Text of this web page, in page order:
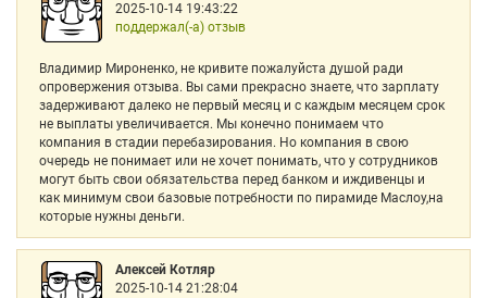
2025-10-14 19:43:22
поддержал(-а) отзыв
Владимир Мироненко, не кривите пожалуйста душой ради
опровержения отзыва. Вы сами прекрасно знаете, что зарплату
задерживают далеко не первый месяц и с каждым месяцем срок
не выплаты увеличивается. Мы конечно понимаем что
компания в стадии перебазирования. Но компания в свою
очередь не понимает или не хочет понимать, что у сотрудников
могут быть свои обязательства перед банком и иждивенцы и
как минимум свои базовые потребности по пирамиде Маслоу,на
которые нужны деньги.
Алексей Котляр
2025-10-14 21:28:04